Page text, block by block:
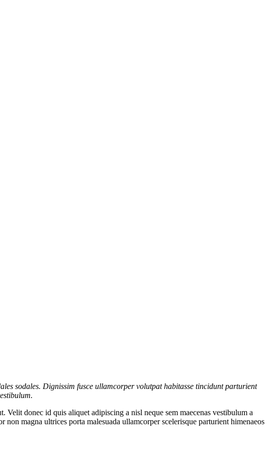
sodales. Dignissim fusce ullamcorper volutpat habitasse tincidunt parturient
Velit donec id quis aliquet adipiscing a nisl neque sem maecenas vestibulum a
magna ultrices porta malesuada ullamcorper scelerisque parturient himenaeos